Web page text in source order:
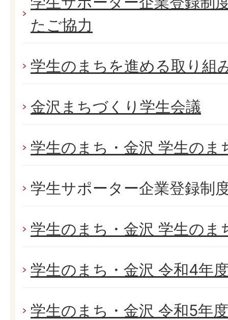
たご協力
学生のまちを進める取り組
金沢まちづくり学生会議
学生のまち・金沢 学生のま
学生サポーター企業登録制
学生のまち・金沢 学生のま
学生のまち・金沢 令和4年
学生のまち・金沢 令和5年